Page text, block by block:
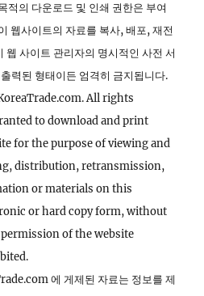
적의 다운로드 및 인쇄 권한은 부여
웹사이트의 자료를 복사, 배포, 재전
웹 사이트 관리자의 명시적인 사전 서
력된 형태이든 엄격히 금지됩니다.
All rights
to download and print
for the purpose of viewing and
distribution, retransmission,
or materials on this
or hard copy form, without
of the website
에 게제된 자료는 정보를 제